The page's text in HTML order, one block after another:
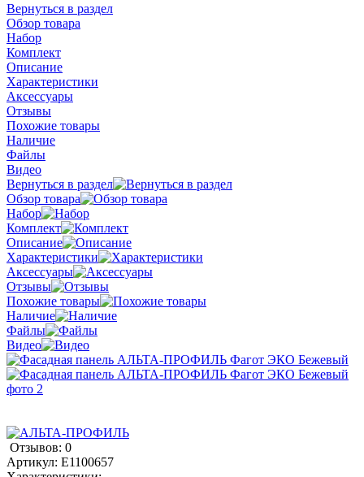
Вернуться в раздел
Обзор товара
Набор
Комплект
Описание
Характеристики
Аксессуары
Отзывы
Похожие товары
Наличие
Файлы
Видео
Вернуться в раздел
Обзор товара
Набор
Комплект
Описание
Характеристики
Аксессуары
Отзывы
Похожие товары
Наличие
Файлы
Видео
Отзывов: 0
Артикул: E1100657